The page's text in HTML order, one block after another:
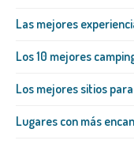
Las mejores
Los 10 mejores
Los mejores sitios
Lugares con más